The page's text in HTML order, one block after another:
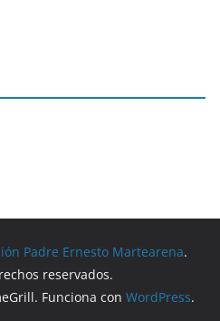
Padre Ernesto Martearena.
reservados.
Funciona con WordPress.